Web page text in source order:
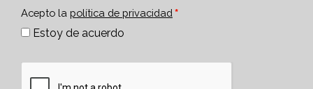
Acepto la política de privacidad
Estoy de acuerdo